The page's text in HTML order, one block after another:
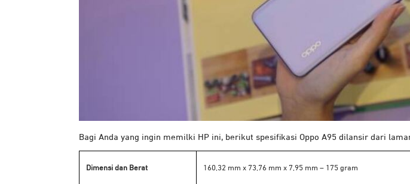
Bagi Anda yang ingin memilki HP ini, berikut spesifikasi Oppo A95 dilansir dari
Dimensi dan Berat 160,32 mm x 73,76 mm x 7,95 mm – 175 gram